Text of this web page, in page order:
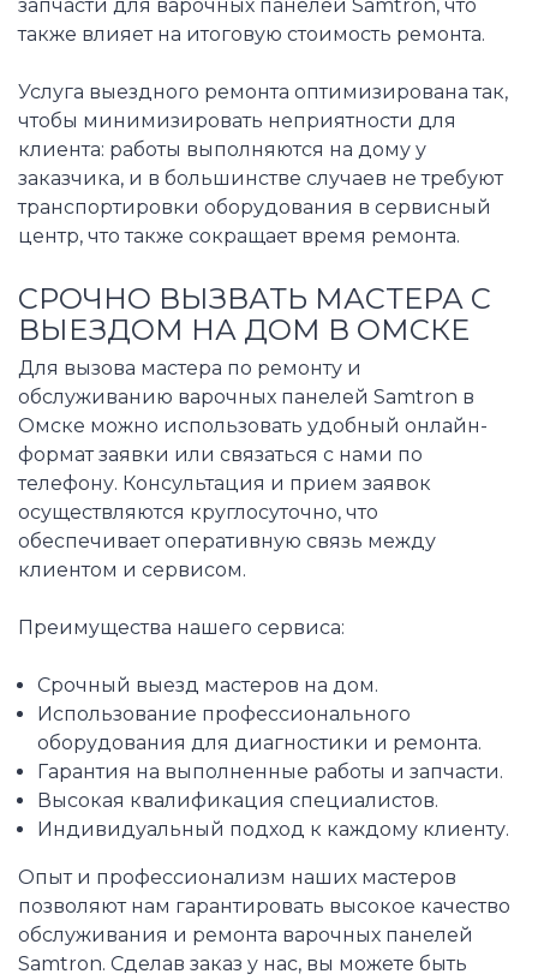
запчасти для варочных панелей Samtron, что
также влияет на итоговую стоимость ремонта.
Услуга выездного ремонта оптимизирована так,
чтобы минимизировать неприятности для
клиента: работы выполняются на дому у
заказчика, и в большинстве случаев не требуют
транспортировки оборудования в сервисный
центр, что также сокращает время ремонта.
СРОЧНО ВЫЗВАТЬ МАСТЕРА С
ВЫЕЗДОМ НА ДОМ В ОМСКЕ
Для вызова мастера по ремонту и
обслуживанию варочных панелей Samtron в
Омске можно использовать удобный онлайн-
формат заявки или связаться с нами по
телефону. Консультация и прием заявок
осуществляются круглосуточно, что
обеспечивает оперативную связь между
клиентом и сервисом.
Преимущества нашего сервиса:
Срочный выезд мастеров на дом.
Использование профессионального
оборудования для диагностики и ремонта.
Гарантия на выполненные работы и запчасти.
Высокая квалификация специалистов.
Индивидуальный подход к каждому клиенту.
Опыт и профессионализм наших мастеров
позволяют нам гарантировать высокое качество
обслуживания и ремонта варочных панелей
Samtron. Сделав заказ у нас, вы можете быть